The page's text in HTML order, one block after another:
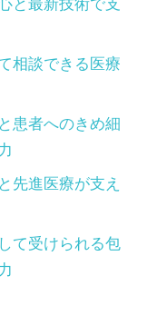
相談できる医療
患者へのきめ細
先進医療が支え
て受けられる包